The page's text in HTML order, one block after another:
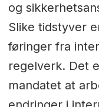
og
Slike tidstyver
føringer fra
regelverk. Det
mandatet at